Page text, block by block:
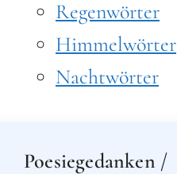
Regenwörter
Himmelwörter
Nachtwörter
Poesiegedanken /